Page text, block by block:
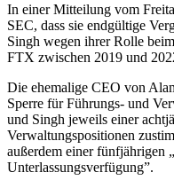
In einer Mitteilung vom
SEC, dass sie endgültige
Singh wegen ihrer Rolle
FTX zwischen 2019 und
Die ehemalige CEO von
Sperre für Führungs- und
und Singh jeweils einer
Verwaltungspositionen
außerdem einer fünfjährigen
Unterlassungsverfügung”.